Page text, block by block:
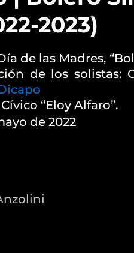
2023)
de las Madres,
de los solistas:
“Eloy Alfaro”.
de 2022